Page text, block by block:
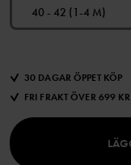
40 - 42 (1-4 M)
30 DAGAR ÖPPET KÖP
FRI FRAKT ÖVER 699 KR